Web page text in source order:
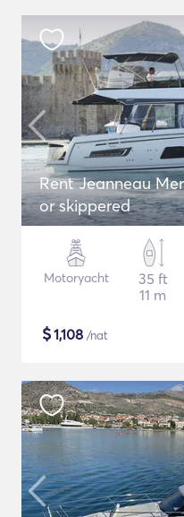
Rent Jeanneau
or skippered
Motoryacht
35 ft
11 m
$1,108 /nat